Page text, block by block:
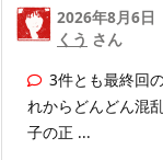
2026年8月6日
くう さん
3件とも最終回
れからどんどん混
子の正 ...